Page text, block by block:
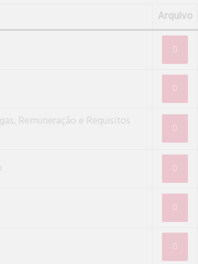
Arquivo
Remuneração e Requisitos